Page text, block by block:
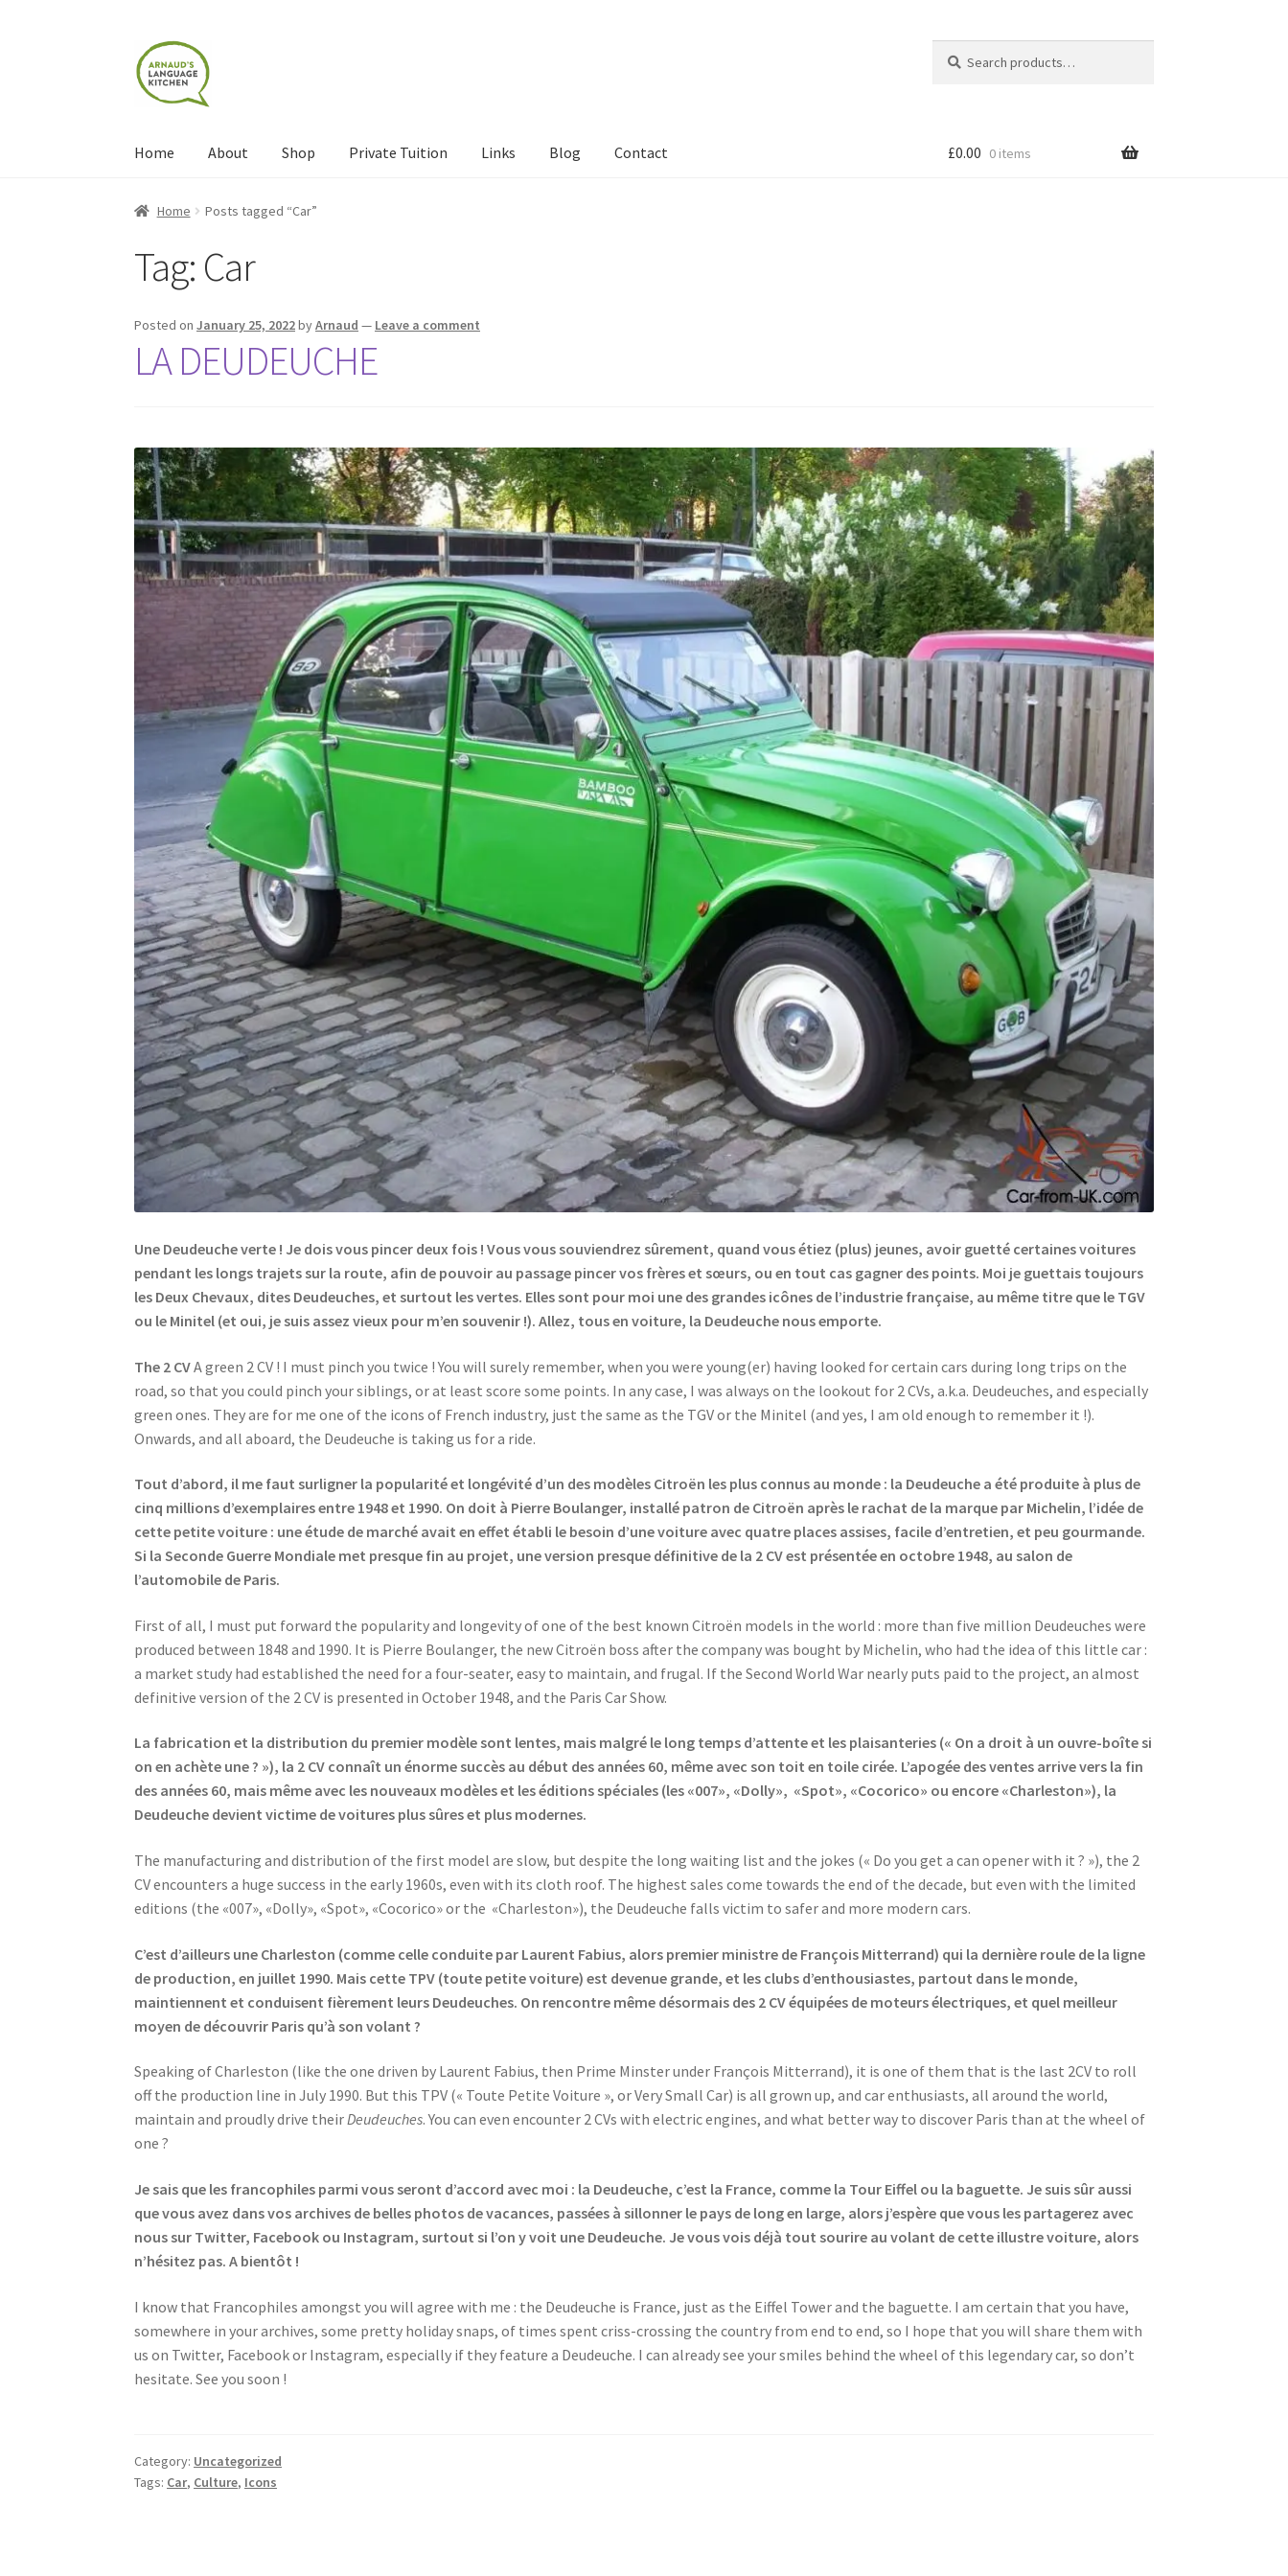
Skip
to
navigation
Skip
to
content
for:
Home About Shop Private Tuition Links Blog Contact
Home About Blog Cart Checkout
Shop Terms and Conditions
£0.00 0 items
Home Posts tagged “Car”
Tag: Car
Posted onJanuary 25, 2022byArnaud — Leave a comment
LA DEUDEUCHE
Une Deudeuche verte ! Je dois vous pincer deux fois ! Vous vous souviendrez sûrement, quand vous étiez (plus) jeunes, avoir guetté certaines voitures
pendant les longs trajets sur la route, afin de pouvoir au passage pincer vos frères et sœurs, ou en tout cas gagner des points. Moi je guettais toujours
les Deux Chevaux, dites Deudeuches, et surtout les vertes. Elles sont pour moi une des grandes icônes de l’industrie française, au même titre que le TGV
ou le Minitel (et oui, je suis assez vieux pour m’en souvenir !). Allez, tous en voiture, la Deudeuche nous emporte.
The 2 CVA green 2 CV ! I must pinch you twice ! You will surely remember, when you were young(er) having looked for certain cars during long trips on the
road, so that you could pinch your siblings, or at least score some points. In any case, I was always on the lookout for 2 CVs, a.k.a. Deudeuches, and especially
green ones. They are for me one of the icons of French industry, just the same as the TGV or the Minitel (and yes, I am old enough to remember it !).
Onwards, and all aboard, the Deudeuche is taking us for a ride.
Tout d’abord, il me faut surligner la popularité et longévité d’un des modèles Citroën les plus connus au monde : la Deudeuche a été produite à plus de
cinq millions d’exemplaires entre 1948 et 1990. On doit à Pierre Boulanger, installé patron de Citroën après le rachat de la marque par Michelin, l’idée de
cette petite voiture : une étude de marché avait en effet établi le besoin d’une voiture avec quatre places assises, facile d’entretien, et peu gourmande.
Si la Seconde Guerre Mondiale met presque fin au projet, une version presque définitive de la 2 CV est présentée en octobre 1948, au salon de
l’automobile de Paris.
First of all, I must put forward the popularity and longevity of one of the best known Citroën models in the world : more than five million Deudeuches were
produced between 1848 and 1990. It is Pierre Boulanger, the new Citroën boss after the company was bought by Michelin, who had the idea of this little car :
a market study had established the need for a four-seater, easy to maintain, and frugal. If the Second World War nearly puts paid to the project, an almost
definitive version of the 2 CV is presented in October 1948, and the Paris Car Show.
La fabrication et la distribution du premier modèle sont lentes, mais malgré le long temps d’attente et les plaisanteries (« On a droit à un ouvre-boîte si
on en achète une ? »), la 2 CV connaît un énorme succès au début des années 60, même avec son toit en toile cirée. L’apogée des ventes arrive vers la fin
des années 60, mais même avec les nouveaux modèles et les éditions spéciales (les «007», «Dolly», «Spot», «Cocorico» ou encore «Charleston»), la
Deudeuche devient victime de voitures plus sûres et plus modernes.
The manufacturing and distribution of the first model are slow, but despite the long waiting list and the jokes (« Do you get a can opener with it ? »), the 2
CV encounters a huge success in the early 1960s, even with its cloth roof. The highest sales come towards the end of the decade, but even with the limited
editions (the «007», «Dolly», «Spot», «Cocorico» or the «Charleston»), the Deudeuche falls victim to safer and more modern cars.
C’est d’ailleurs une Charleston (comme celle conduite par Laurent Fabius, alors premier ministre de François Mitterrand) qui la dernière roule de la ligne
de production, en juillet 1990. Mais cette TPV (toute petite voiture) est devenue grande, et les clubs d’enthousiastes, partout dans le monde,
maintiennent et conduisent fièrement leurs Deudeuches. On rencontre même désormais des 2 CV équipées de moteurs électriques, et quel meilleur
moyen de découvrir Paris qu’à son volant ?
Speaking of Charleston (like the one driven by Laurent Fabius, then Prime Minster under François Mitterrand), it is one of them that is the last 2CV to roll
off the production line in July 1990. But this TPV (« Toute Petite Voiture », or Very Small Car) is all grown up, and car enthusiasts, all around the world,
maintain and proudly drive theirDeudeuches. You can even encounter 2 CVs with electric engines, and what better way to discover Paris than at the wheel of
one ?
Je sais que les francophiles parmi vous seront d’accord avec moi : la Deudeuche, c’est la France, comme la Tour Eiffel ou la baguette. Je suis sûr aussi
que vous avez dans vos archives de belles photos de vacances, passées à sillonner le pays de long en large, alors j’espère que vous les partagerez avec
nous sur Twitter, Facebook ou Instagram, surtout si l’on y voit une Deudeuche. Je vous vois déjà tout sourire au volant de cette illustre voiture, alors
n’hésitez pas. A bientôt !
I know that Francophiles amongst you will agree with me : the Deudeuche is France, just as the Eiffel Tower and the baguette. I am certain that you have,
somewhere in your archives, some pretty holiday snaps, of times spent criss-crossing the country from end to end, so I hope that you will share them with
us on Twitter, Facebook or Instagram, especially if they feature a Deudeuche. I can already see your smiles behind the wheel of this legendary car, so don’t
hesitate. See you soon !
Category: Uncategorized
Tags: Car, Culture, Icons